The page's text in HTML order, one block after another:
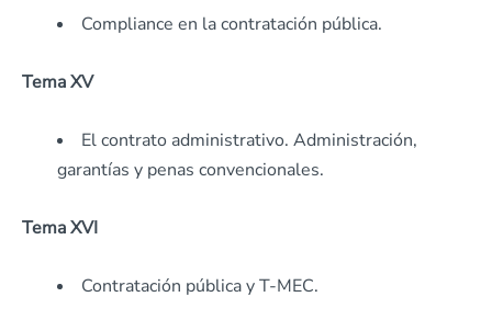
Compliance en la contratación pública.
Tema XV
El contrato administrativo. Administración,
garantías y penas convencionales.
Tema XVI
Contratación pública y T-MEC.